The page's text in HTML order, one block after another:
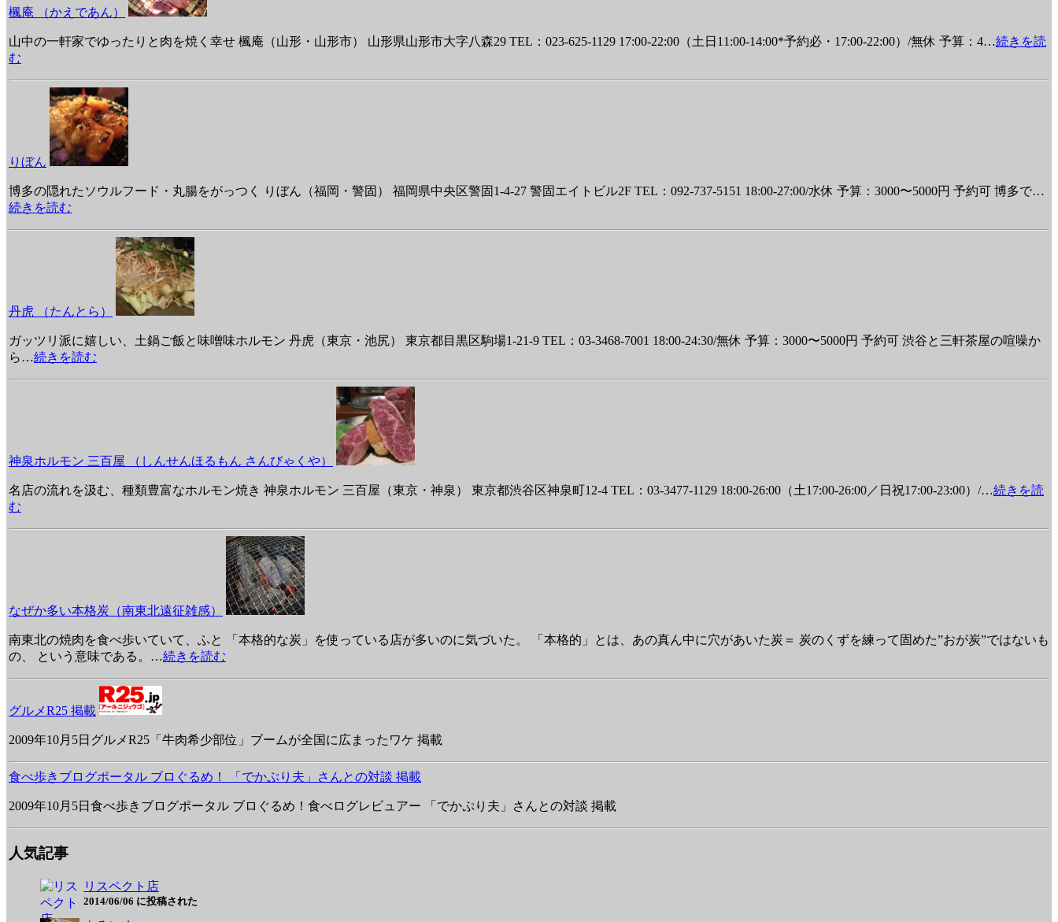
楓庵 （かえであん）
山中の一軒家でゆったりと肉を焼く幸せ 楓庵（山形・山形市） 山形県山形市大字八森29 TEL：023-625-1129 17:00-22:00（土日11:00-14:00*予約必・17:00-22:00）/無休 予算：4…続きを読
む
りぼん
博多の隠れたソウルフード・丸腸をがっつく りぼん（福岡・警固） 福岡県中央区警固1-4-27 警固エイトビル2F TEL：092-737-5151 18:00-27:00/水休 予算：3000〜5000円 予約可 博多で…
続きを読む
丹虎 （たんとら）
ガッツリ派に嬉しい、土鍋ご飯と味噌味ホルモン 丹虎（東京・池尻） 東京都目黒区駒場1-21-9 TEL：03-3468-7001 18:00-24:30/無休 予算：3000〜5000円 予約可 渋谷と三軒茶屋の喧噪か
ら…続きを読む
神泉ホルモン 三百屋 （しんせんほるもん さんびゃくや）
名店の流れを汲む、種類豊富なホルモン焼き 神泉ホルモン 三百屋（東京・神泉） 東京都渋谷区神泉町12-4 TEL：03-3477-1129 18:00-26:00（土17:00-26:00／日祝17:00-23:00）/…続きを読
む
なぜか多い本格炭（南東北遠征雑感）
南東北の焼肉を食べ歩いていて、ふと 「本格的な炭」を使っている店が多いのに気づいた。 「本格的」とは、あの真ん中に穴があいた炭＝ 炭のくずを練って固めた”おが炭”ではないも
の、 という意味である。 …続きを読む
グルメR25 掲載
2009年10月5日グルメR25「牛肉希少部位」ブームが全国に広まったワケ 掲載
食べ歩きブログポータル ブロぐるめ！ 「でかぷり夫」さんとの対談 掲載
2009年10月5日食べ歩きブログポータル ブロぐるめ！食べログレビュアー 「でかぷり夫」さんとの対談 掲載
人気記事
リスペクト店
2014/06/06 に投稿された